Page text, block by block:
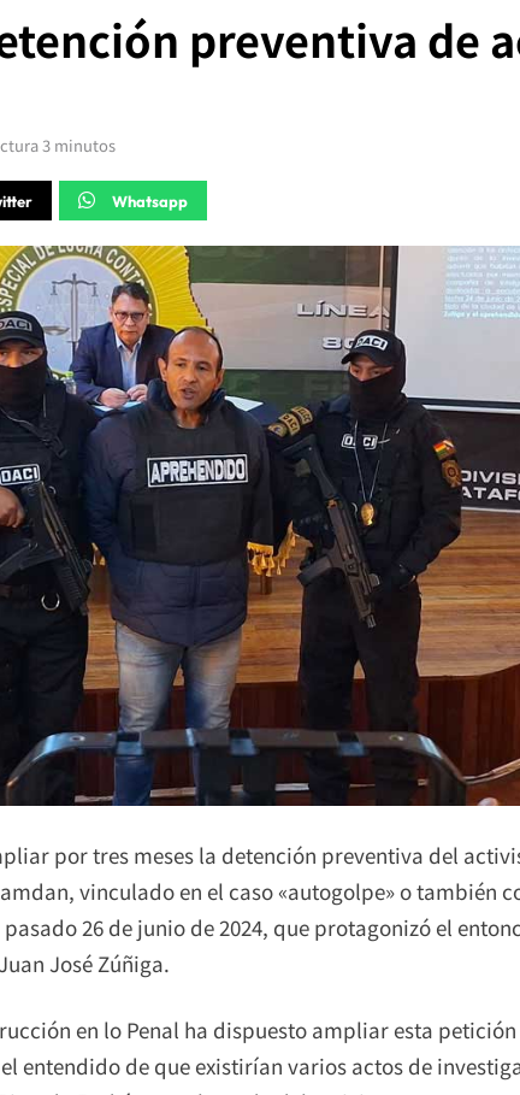
preventiva de
3 minutos
Whatsapp
por tres meses la detención preventiva del
vinculado en el caso «autogolpe» o también
26 de junio de 2024, que protagonizó el
José Zúñiga.
en lo Penal ha dispuesto ampliar esta
entendido de que existirían varios actos de